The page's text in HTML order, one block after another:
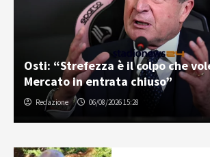
Osti: “Strefezza è il colpo che
Mercato in entrata chiuso”
Redazione 06/08/2026 15:28